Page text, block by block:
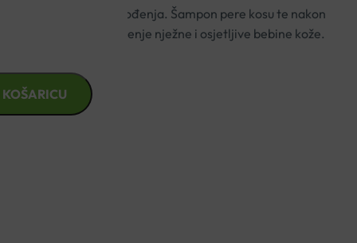
kožu od samog rođenja. Šampon pere kosu te nakon
Idealan je za čišćenje nježne i osjetljive bebine kože.